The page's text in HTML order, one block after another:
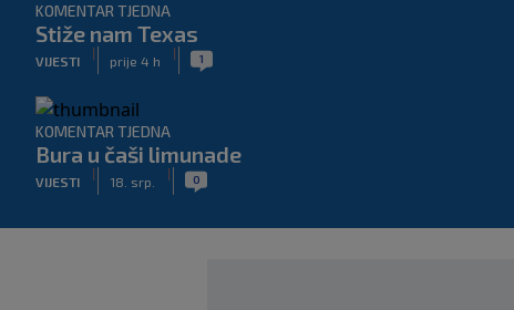
KOMENTAR TJEDNA
Stiže nam Texas
VIJESTI
|
prije 4 h
| 1
KOMENTAR TJEDNA
Bura u čaši limunade
VIJESTI
|
18. srp.
| 0